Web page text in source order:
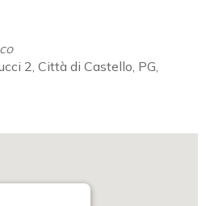
2, Città di Castello, PG,